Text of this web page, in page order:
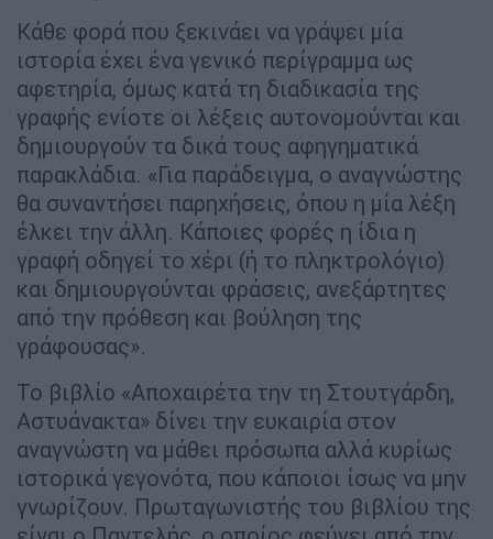
Κάθε φορά που ξεκινάει να γράψει μία
ιστορία έχει ένα γενικό περίγραμμα ως
αφετηρία, όμως κατά τη διαδικασία της
γραφής ενίοτε οι λέξεις αυτονομούνται και
δημιουργούν τα δικά τους αφηγηματικά
παρακλάδια. «Για παράδειγμα, ο αναγνώστης
θα συναντήσει παρηχήσεις, όπου η μία λέξη
έλκει την άλλη. Κάποιες φορές η ίδια η
γραφή οδηγεί το χέρι (ή το πληκτρολόγιο)
και δημιουργούνται φράσεις, ανεξάρτητες
από την πρόθεση και βούληση της
γράφουσας».
Το βιβλίο «Αποχαιρέτα την τη Στουτγάρδη,
Αστυάνακτα» δίνει την ευκαιρία στον
αναγνώστη να μάθει πρόσωπα αλλά κυρίως
ιστορικά γεγονότα, που κάποιοι ίσως να μην
γνωρίζουν. Πρωταγωνιστής του βιβλίου της